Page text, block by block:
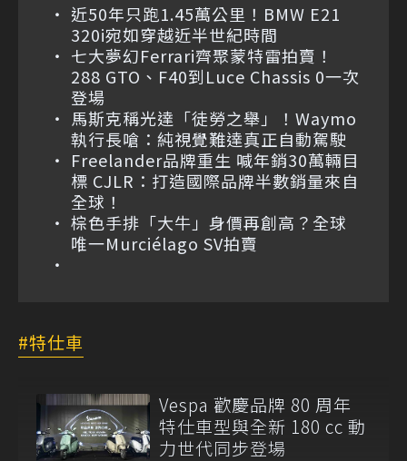
近50年只跑1.45萬公里！BMW E21
320i宛如穿越近半世紀時間
七大夢幻Ferrari齊聚蒙特雷拍賣！
288 GTO、F40到Luce Chassis 0一次
登場
馬斯克稱光達「徒勞之舉」！Waymo
執行長嗆：純視覺難達真正自動駕駛
Freelander品牌重生 喊年銷30萬輛目
標 CJLR：打造國際品牌半數銷量來自
全球！
棕色手排「大牛」身價再創高？全球
唯一Murciélago SV拍賣
特仕車
Vespa 歡慶品牌 80 周年
特仕車型與全新 180 cc 動
力世代同步登場